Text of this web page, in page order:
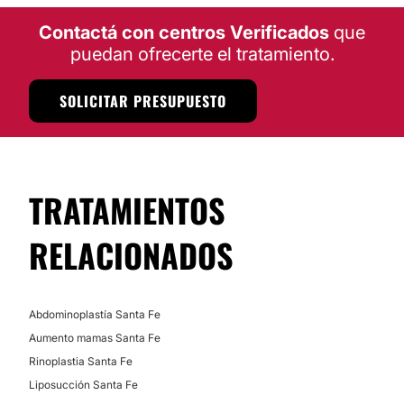
Posibilidad de videoconsulta:
No
Financiación o facilidades de pago:
No
Lifting
Dermolipectomía
Cirugía de pómulos
Eliminar cicatrices
Flebología
Contactá con centros Verificados que
puedan ofrecerte el tratamiento.
SOLICITAR PRESUPUESTO
TRATAMIENTOS
RELACIONADOS
Abdominoplastía Santa Fe
Aumento mamas Santa Fe
Rinoplastia Santa Fe
Liposucción Santa Fe